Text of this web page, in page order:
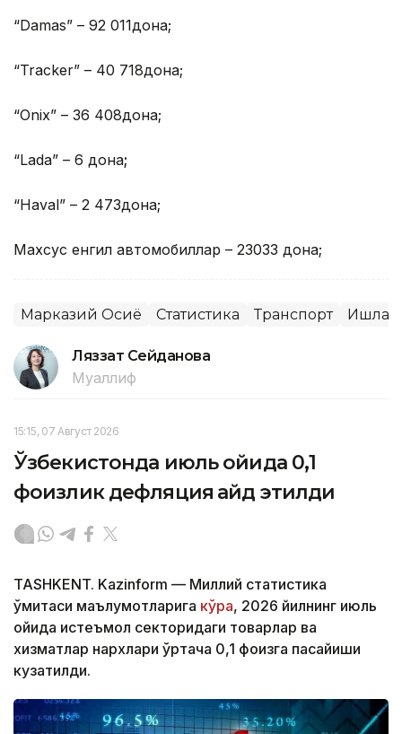
“Damas” – 92 011дона;
“Tracker” – 40 718дона;
“Onix” – 36 408дона;
“Lada” – 6 дона;
“Haval” – 2 473дона;
Махсус енгил автомобиллар – 23033 дона;
Марказий Осиё Статистика Транспорт Ишлаб
Ляззат Сейданова
Муаллиф
15:15, 07 Август 2026
Ўзбекистонда июль ойида 0,1
фоизлик дефляция қайд этилди
TASHKENT. Kazinform — Миллий статистика
қўмитаси маълумотларига кўра, 2026 йилнинг июль
ойида истеъмол секторидаги товарлар ва
хизматлар нархлари ўртача 0,1 фоизга пасайиши
кузатилди.